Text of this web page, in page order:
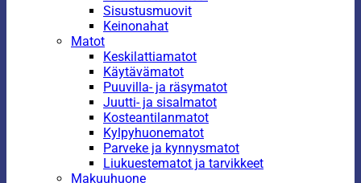
Sisustusmuovit
Keinonahat
Matot
Keskilattiamatot
Käytävämatot
Puuvilla- ja räsymatot
Juutti- ja sisalmatot
Kosteantilanmatot
Kylpyhuonematot
Parveke ja kynnysmatot
Liukuestematot ja tarvikkeet
Makuuhuone